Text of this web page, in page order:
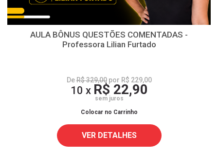
AULA BÔNUS QUESTÕES COMENTADAS -
Professora Lilian Furtado
DeR$ 329,00por R$ 229,00
10 x R$ 22,90
sem juros
Colocar no Carrinho
VER DETALHES